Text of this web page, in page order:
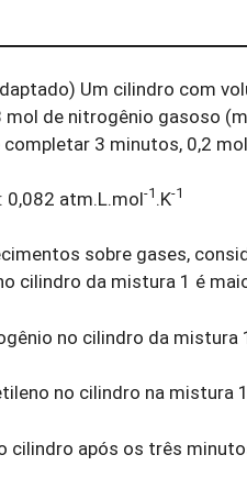
Um cilindro com
mol de nitrogênio gasoso
3 minutos, 0,2
0,082 atm.L.mol-1 .K-1
sobre gases,
cilindro da mistura 1 é
no cilindro da
no cilindro na mistura
cilindro após os três